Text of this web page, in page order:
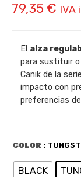
79,35 € IVA
El alza
para sustituir o
Canik de la
impacto con
preferencias
COLOR :
BLACK